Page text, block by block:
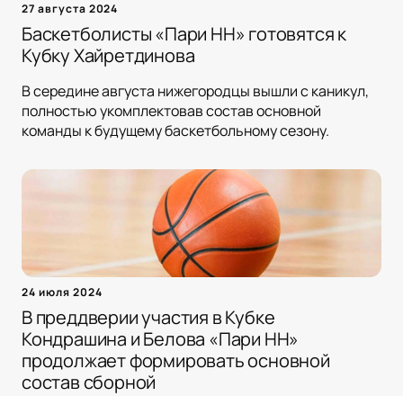
27 августа 2024
Баскетболисты «Пари НН» готовятся к
Кубку Хайретдинова
В середине августа нижегородцы вышли с каникул,
полностью укомплектовав состав основной
команды к будущему баскетбольному сезону.
24 июля 2024
В преддверии участия в Кубке
Кондрашина и Белова «Пари НН»
продолжает формировать основной
состав сборной